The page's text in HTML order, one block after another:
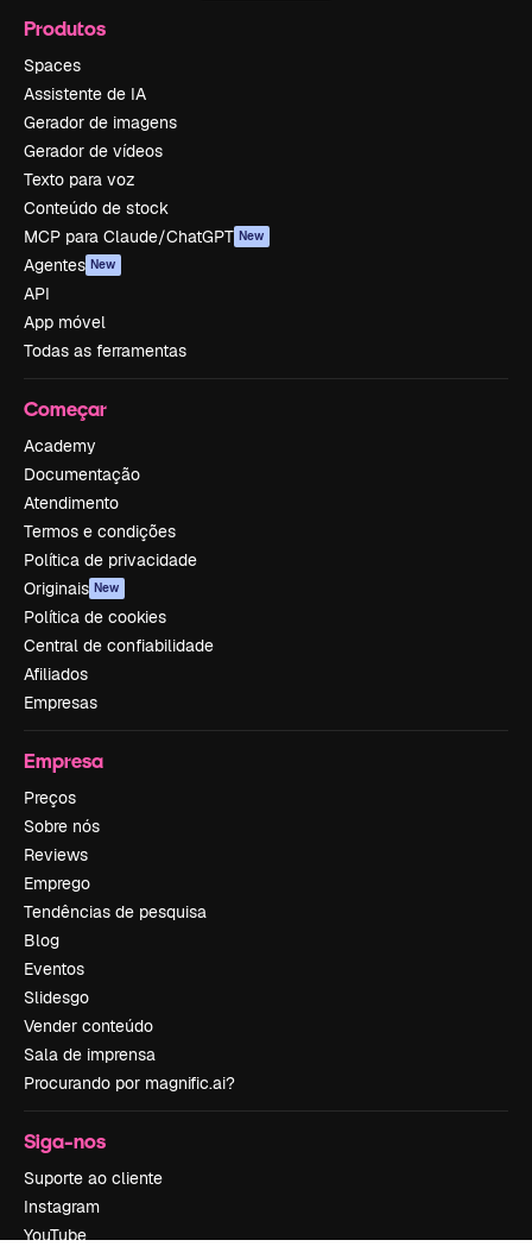
Produtos
Spaces
Assistente de IA
Gerador de imagens
Gerador de vídeos
Texto para voz
Conteúdo de stock
MCP para Claude/ChatGPT New
Agentes New
API
App móvel
Todas as ferramentas
Começar
Academy
Documentação
Atendimento
Termos e condições
Política de privacidade
Originais New
Política de cookies
Central de confiabilidade
Afiliados
Empresas
Empresa
Preços
Sobre nós
Reviews
Emprego
Tendências de pesquisa
Blog
Eventos
Slidesgo
Vender conteúdo
Sala de imprensa
Procurando por magnific.ai?
Siga-nos
Suporte ao cliente
Instagram
YouTube